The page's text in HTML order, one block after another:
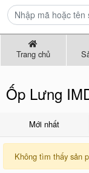
Trang chủ
Ốp Lưng
Mới nhất
Không tìm thấy sản